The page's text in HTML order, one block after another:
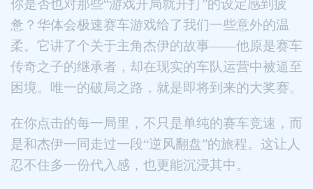
你是否也对那些“游戏开局就开打”的设定感到疲
惫？华体会极速赛车游戏给了我们一些意外的温
柔。它讲了个关于主角杰伊的故事——他原是赛车
传奇之子的继承者，却在现实的车队运营中被逼至
困境。唯一的破局之路，就是即将到来的大奖赛。
在你点击的每一局里，不只是单纯的赛车竞速，而
是和杰伊一同走过一段“逆风翻盘”的旅程。这让人
忍不住多一份代入感，也更能沉浸其中。